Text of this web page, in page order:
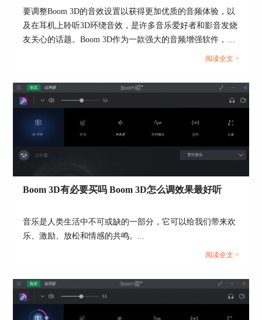
留个人设置。
当然了，Boom 3D 提供了对应的均衡器选项。我们
在看电影时就可以选择“Movie”选项。还可以手动
调整。我将其整体上调了1dB，感觉还不错，耳机
图5：设置均衡器
要调整Boom 3D的音效设置以获得更加优质的音频体验，以
及在耳机上聆听3D环绕音效，是许多音乐爱好者和影音发烧
友关心的话题。Boom 3D作为一款强大的音频增强软件，提
供了多种音效调节选项，让用户可以根据个人喜好和设备来
音乐更加身临其境的方式。接下来，将为大家介绍Boom 3d
音效怎么设置以及耳机如何聆听3D环绕音效的方法。...
阅读全文 >
Boom 3D有必要买吗 Boom 3D怎么调效果最好听
音乐是人类生活中不可或缺的一部分，它可以给我们带来欢
乐、激励、放松和情感的共鸣。...
阅读全文 >